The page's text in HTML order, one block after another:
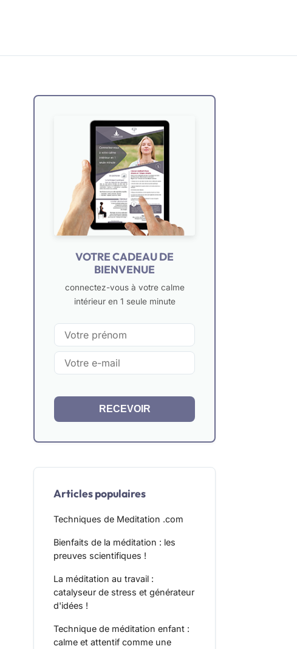
VOTRE CADEAU DE
BIENVENUE
connectez-vous à votre calme
intérieur en 1 seule minute
RECEVOIR
Articles populaires
Techniques de Meditation .com
Bienfaits de la méditation : les
preuves scientifiques !
La méditation au travail :
catalyseur de stress et générateur
d'idées !
Technique de méditation enfant :
calme et attentif comme une